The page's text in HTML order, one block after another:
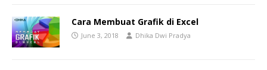
Cara Membuat Grafik di Excel
June 3, 2018 Dhika Dwi Pradya